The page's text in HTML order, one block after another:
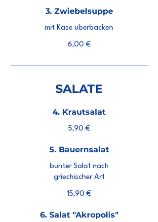
3. Zwiebelsuppe
mit Käse überbacken
6,00 €
SALATE
4. Krautsalat
5,90 €
5. Bauernsalat
bunter Salat nach
griechischer Art
15,90 €
6. Salat "Akropolis"